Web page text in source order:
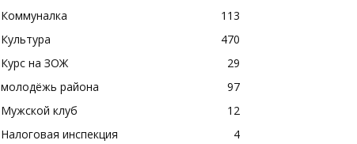
Коммуналка
113
Культура
470
Курс на ЗОЖ
29
молодёжь района
97
Мужской клуб
12
Налоговая инспекция
4